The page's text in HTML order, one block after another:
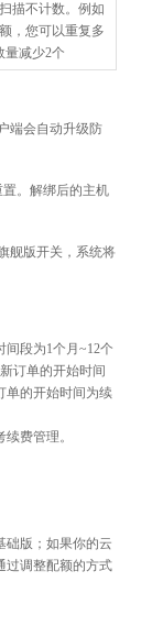
描不计数。例如
，您可以重复多
量减少2个
端会自动升级防
。解绑后的主机
舰版开关，系统将
段为1个月~12个
订单的开始时间
单的开始时间为续
费管理。
础版；如果你的云
过调整配额的方式